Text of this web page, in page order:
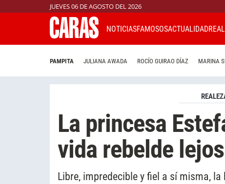
JUEVES 06 DE AGOSTO DEL 2026
NOTICIASFAMOSOSACTUALIDAD
PAMPITA JULIANA AWADA ROCÍO GUIRAO DÍAZ MARINA
La princesa
vida rebelde
Libre, impredecible y fiel a sí misma,